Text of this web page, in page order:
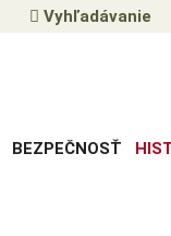
Vyhľadávanie
BEZPEČNOSŤ